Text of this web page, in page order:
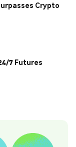
Crypto
7 Futures